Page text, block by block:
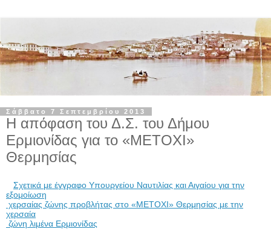
Σάββατο 7 Σεπτεμβρίου 2013
Η απόφαση του Δ.Σ. του Δήμου
Ερμιονίδας για το «ΜΕΤΟΧΙ»
Θερμησίας
Σχετικά με έγγραφο Υπουργείου Ναυτιλίας και Αιγαίου για την
εξομοίωση
χερσαίας ζώνης προβλήτας στο «ΜΕΤΟΧΙ» Θερμησίας με την
χερσαία
ζώνη λιμένα Ερμιονίδας